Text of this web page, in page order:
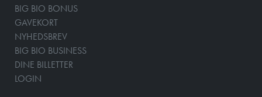
BIG BIO BONUS
GAVEKORT
NYHEDSBREV
BIG BIO BUSINESS
DINE BILLETTER
LOGIN